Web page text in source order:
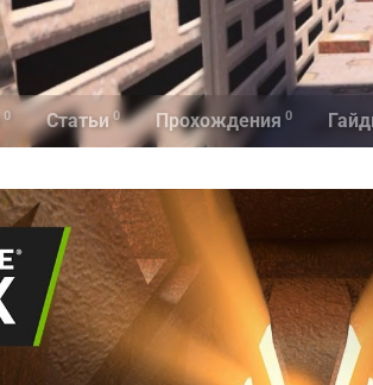
0 Статьи 0 Прохождения 0